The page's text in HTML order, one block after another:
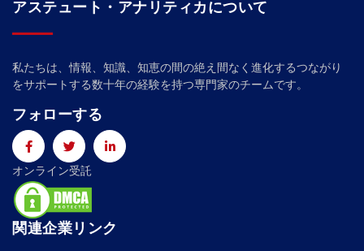
アステュート・アナリティカについて
私たちは、情報、知識、知恵の間の絶え間なく進化するつながり
をサポートする数十年の経験を持つ専門家のチームです。
フォローする
オンライン受託
関連企業リンク